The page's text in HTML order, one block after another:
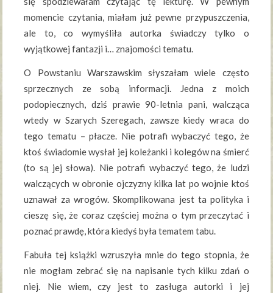
momencie czytania, miałam już pewne przypuszczenia,
ale to, co wymyśliła autorka świadczy tylko o
wyjątkowej fantazji i… znajomości tematu.
O Powstaniu Warszawskim słyszałam wiele często
sprzecznych ze sobą informacji. Jedna z moich
podopiecznych, dziś prawie 90-letnia pani, walcząca
wtedy w Szarych Szeregach, zawsze kiedy wraca do
tego tematu – płacze. Nie potrafi wybaczyć tego, że
ktoś świadomie wysłał jej koleżanki i kolegów na śmierć
(to są jej słowa). Nie potrafi wybaczyć tego, że ludzi
walczących w obronie ojczyzny kilka lat po wojnie ktoś
uznawał za wrogów. Skomplikowana jest ta polityka i
cieszę się, że coraz częściej można o tym przeczytać i
poznać prawdę, która kiedyś była tematem tabu.
Fabuła tej książki wzruszyła mnie do tego stopnia, że
nie mogłam zebrać się na napisanie tych kilku zdań o
niej. Nie wiem, czy jest to zasługa autorki i jej